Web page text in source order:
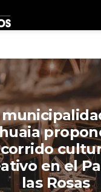
en el
las Rosas